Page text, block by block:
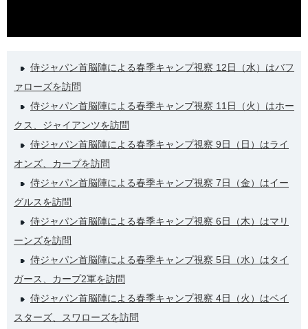
侍ジャパン首脳陣による春季キャンプ視察 12日（水）はバフ
ァローズを訪問
侍ジャパン首脳陣による春季キャンプ視察 11日（火）はホー
クス、ジャイアンツを訪問
侍ジャパン首脳陣による春季キャンプ視察 9日（日）はライ
オンズ、カープを訪問
侍ジャパン首脳陣による春季キャンプ視察 7日（金）はイー
グルスを訪問
侍ジャパン首脳陣による春季キャンプ視察 6日（木）はマリ
ーンズを訪問
侍ジャパン首脳陣による春季キャンプ視察 5日（水）はタイ
ガース、カープ2軍を訪問
侍ジャパン首脳陣による春季キャンプ視察 4日（火）はベイ
スターズ、スワローズを訪問